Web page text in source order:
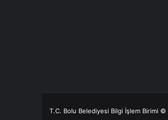
T.C. Bolu Belediyesi Bilgi İşlem Birimi ©